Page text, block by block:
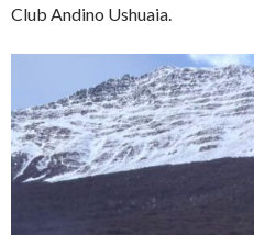
Club Andino Ushuaia.